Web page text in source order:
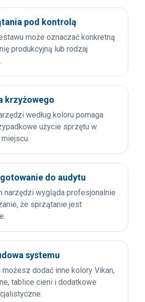
pod kontrolą
może oznaczać konkretną
produkcyjną lub rodzaj
krzyżowego
według koloru pomaga
użycie sprzętu w
do audytu
narzędzi wygląda profesjonalnie
że sprzątanie jest
systemu
możesz dodać inne kolory Vikan,
tablice cieni i dodatkowe